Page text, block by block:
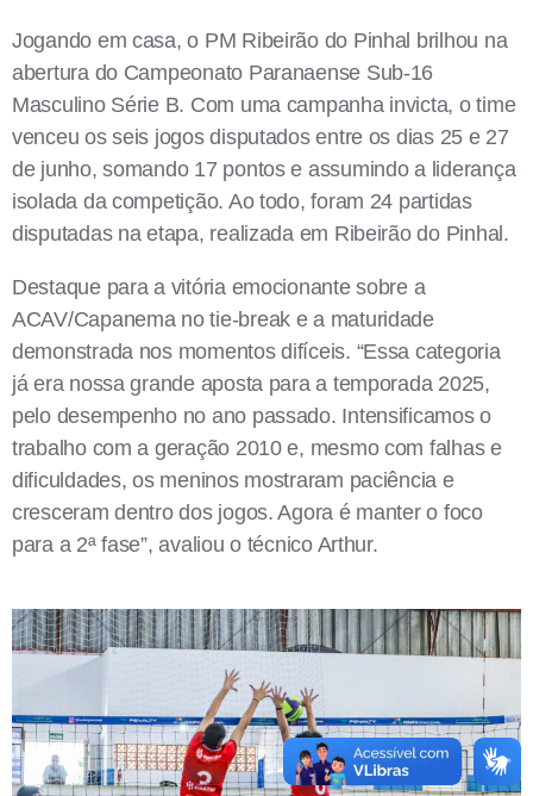
Jogando em casa, o PM Ribeirão do Pinhal brilhou na
abertura do Campeonato Paranaense Sub-16
Masculino Série B. Com uma campanha invicta, o time
venceu os seis jogos disputados entre os dias 25 e 27
de junho, somando 17 pontos e assumindo a liderança
isolada da competição. Ao todo, foram 24 partidas
disputadas na etapa, realizada em Ribeirão do Pinhal.
Destaque para a vitória emocionante sobre a
ACAV/Capanema no tie-break e a maturidade
demonstrada nos momentos difíceis. “Essa categoria
já era nossa grande aposta para a temporada 2025,
pelo desempenho no ano passado. Intensificamos o
trabalho com a geração 2010 e, mesmo com falhas e
dificuldades, os meninos mostraram paciência e
cresceram dentro dos jogos. Agora é manter o foco
para a 2ª fase”, avaliou o técnico Arthur.